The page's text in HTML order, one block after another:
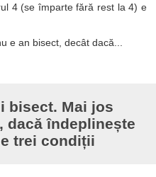
4 (se împarte fără rest la 4) e
e an bisect, decât dacă...
bisect. Mai jos
dacă îndeplinește
trei condiții